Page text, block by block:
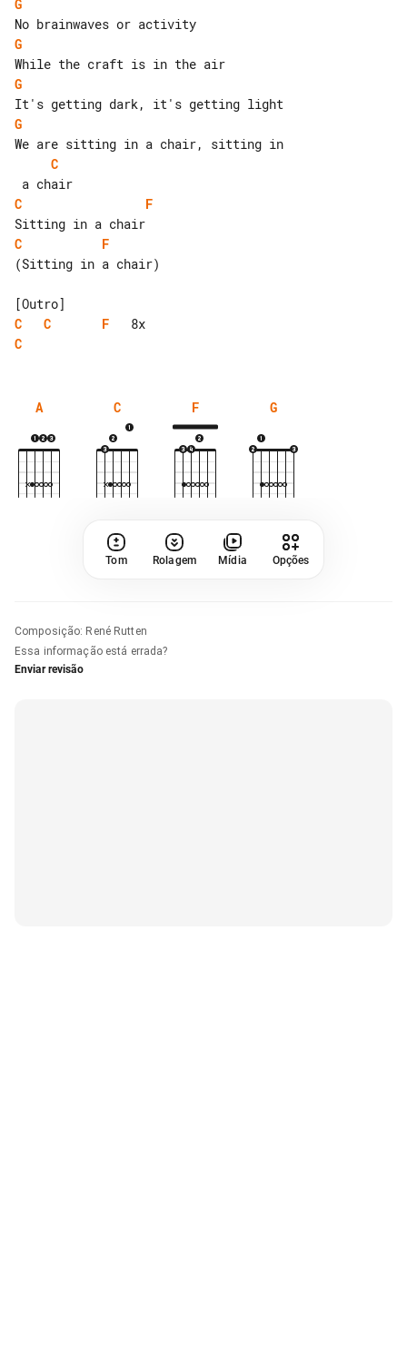
G
G
G
G
C
C
F
C
F
(Sitting in a chair)
C
C F
C
A C F G
Tom Rolagem Mídia Opções
Composição: René Rutten
Essa informação está errada?
Enviar revisão